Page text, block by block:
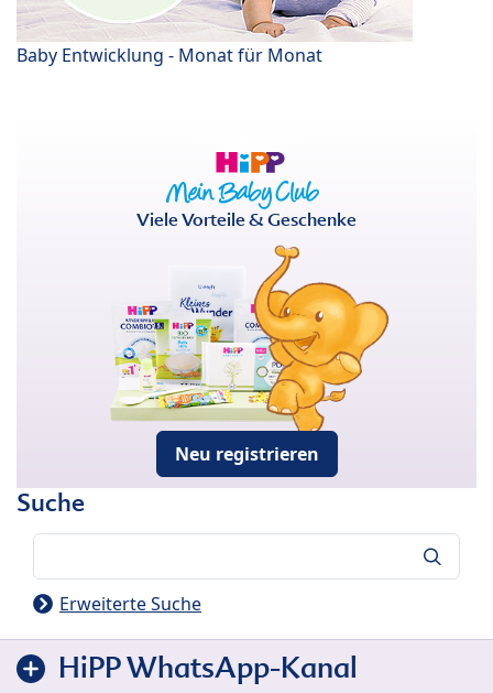
Baby Entwicklung - Monat für Monat
Viele Vorteile & Geschenke
Neu registrieren
Suche
Erweiterte Suche
HiPP WhatsApp-Kanal